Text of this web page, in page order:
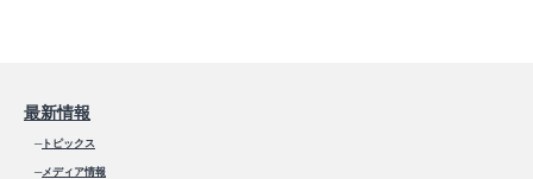
最新情報
─トピックス
─メディア情報